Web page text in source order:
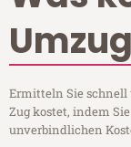
Ermitteln Sie schnell
Zug kostet, indem
unverbindlichen